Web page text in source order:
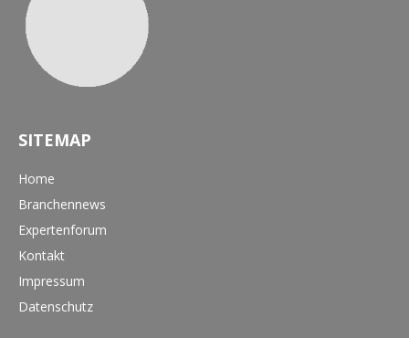
SITEMAP
Home
Branchennews
Expertenforum
Kontakt
Impressum
Datenschutz